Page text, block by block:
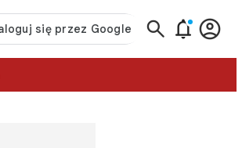
  